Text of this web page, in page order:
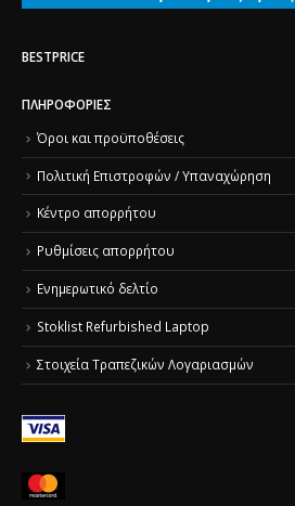
BESTPRICE
ΠΛΗΡΟΦΟΡΊΕΣ
Όροι και προϋποθέσεις
Πολιτική Επιστροφών / Υπαναχώρηση
Κέντρο απορρήτου
Ρυθμίσεις απορρήτου
Ενημερωτικό δελτίο
Stoklist Refurbished Laptop
Στοιχεία Τραπεζικών Λογαριασμών